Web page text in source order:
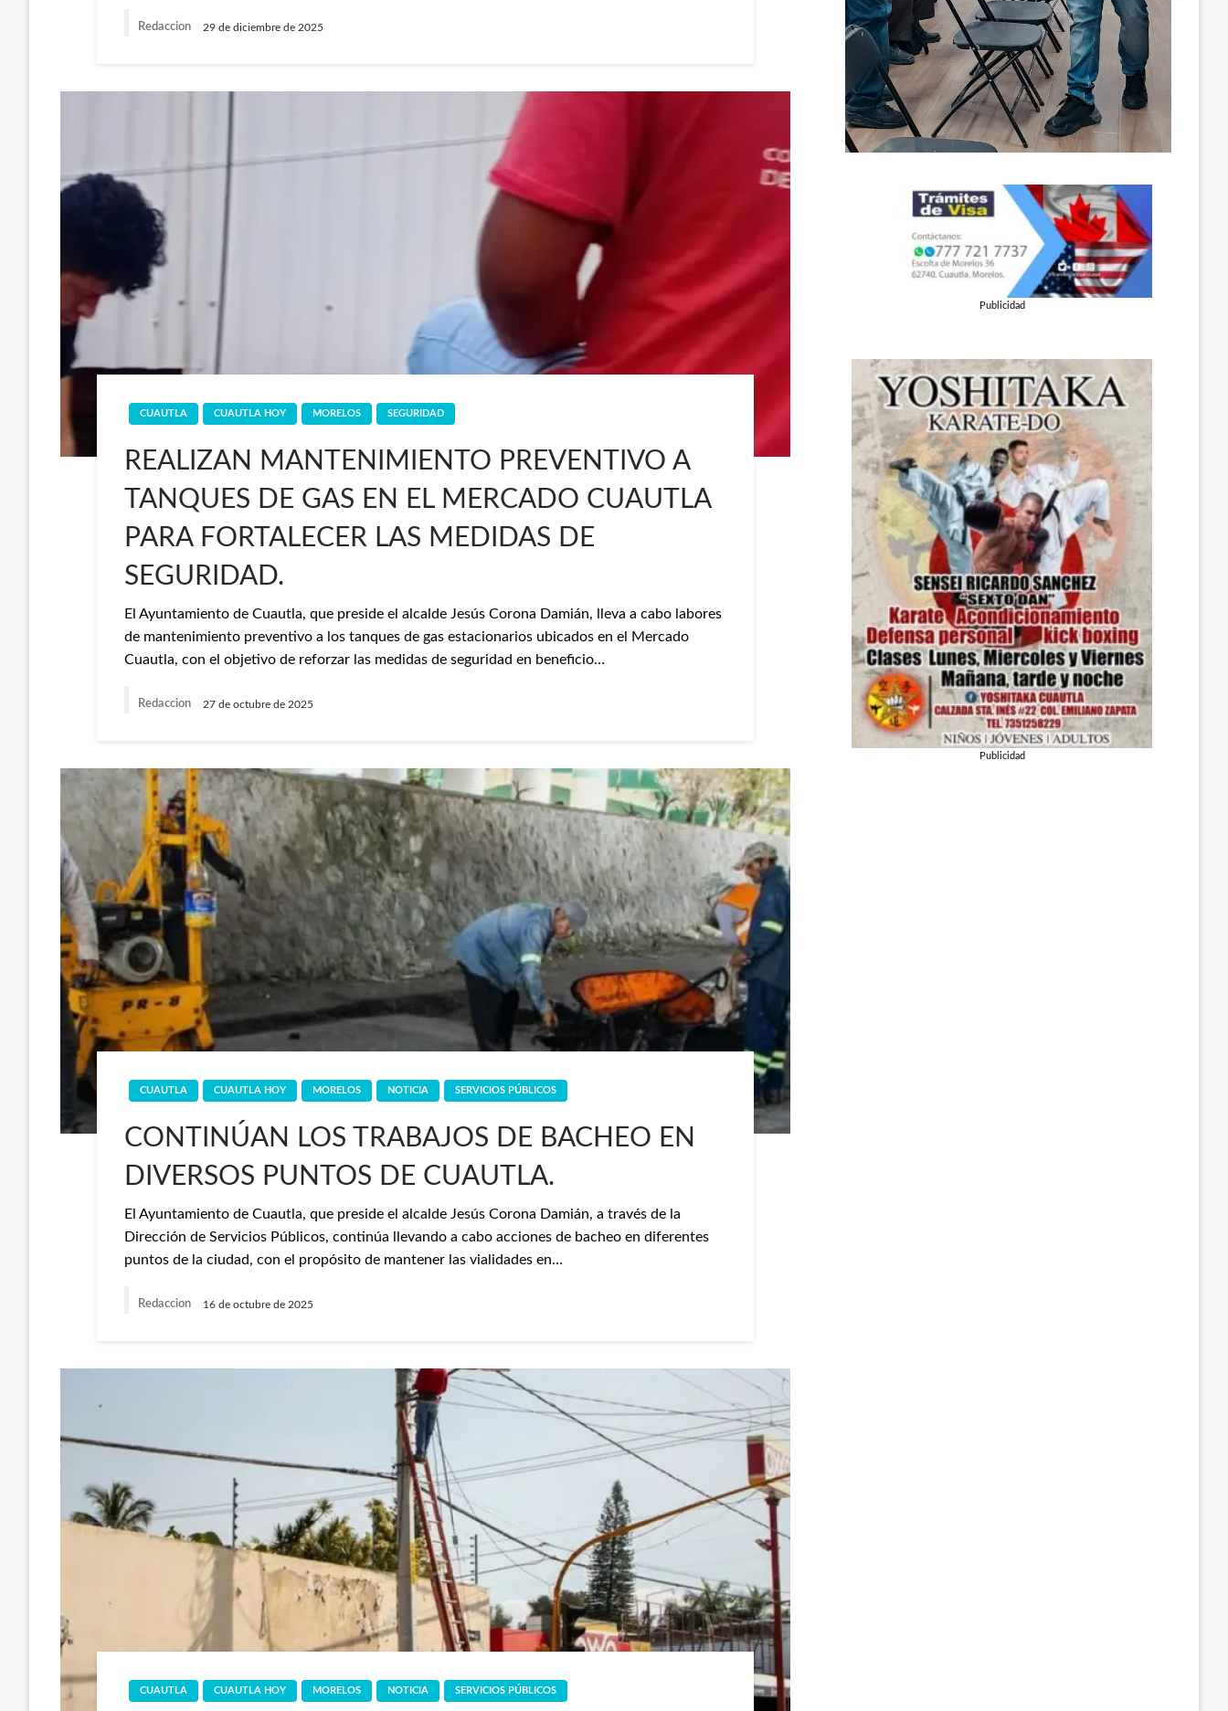
Redaccion 29 de diciembre de 2025
CUAUTLA CUAUTLA HOY MORELOS SEGURIDAD
REALIZAN MANTENIMIENTO PREVENTIVO A
TANQUES DE GAS EN EL MERCADO CUAUTLA
PARA FORTALECER LAS MEDIDAS DE
SEGURIDAD.
El Ayuntamiento de Cuautla, que preside el alcalde Jesús Corona Damián, lleva a cabo labores
de mantenimiento preventivo a los tanques de gas estacionarios ubicados en el Mercado
Cuautla, con el objetivo de reforzar las medidas de seguridad en beneficio…
Redaccion 27 de octubre de 2025
CUAUTLA CUAUTLA HOY MORELOS NOTICIA SERVICIOS PÚBLICOS
CONTINÚAN LOS TRABAJOS DE BACHEO EN
DIVERSOS PUNTOS DE CUAUTLA.
El Ayuntamiento de Cuautla, que preside el alcalde Jesús Corona Damián, a través de la
Dirección de Servicios Públicos, continúa llevando a cabo acciones de bacheo en diferentes
puntos de la ciudad, con el propósito de mantener las vialidades en…
Redaccion 16 de octubre de 2025
CUAUTLA CUAUTLA HOY MORELOS NOTICIA SERVICIOS PÚBLICOS
Publicidad
Publicidad